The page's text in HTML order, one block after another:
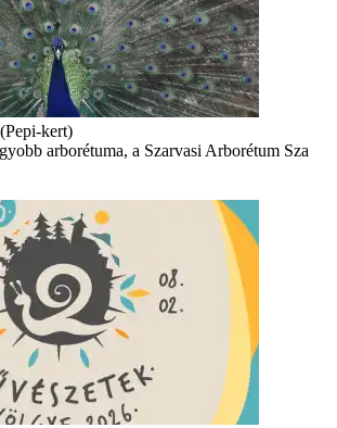
kert)
arborétuma, a Szarvasi Arborétum Sza